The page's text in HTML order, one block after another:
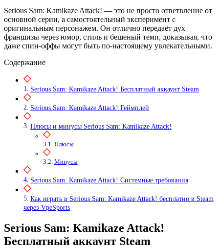
Serious Sam: Kamikaze Attack! — это не просто ответвление от
основной серии, а самостоятельный эксперимент с
оригинальным персонажем. Он отлично передаёт дух
франшизы через юмор, стиль и бешеный темп, доказывая, что
даже спин-оффы могут быть по-настоящему увлекательными.
Содержание
Serious Sam: Kamikaze Attack! Бесплатный аккаунт Steam
Serious Sam: Kamikaze Attack! Геймплей
Плюсы и минусы Serious Sam: Kamikaze Attack!
Плюсы
Минусы
Serious Sam: Kamikaze Attack! Системные требования
Как играть в Serious Sam: Kamikaze Attack! бесплатно в Steam
через VpeSports
Serious Sam: Kamikaze Attack!
Бесплатный аккаунт Steam